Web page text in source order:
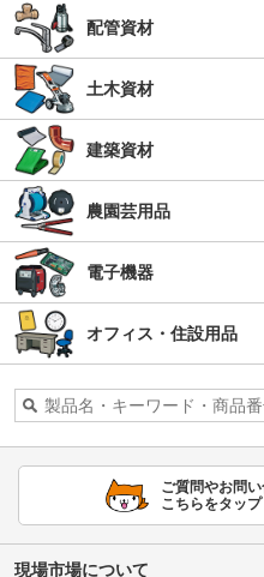
配管資材
土木資材
建築資材
農園芸用品
電子機器
オフィス・住設用品
ご質問やお問
こちらをタップ
現場市場について